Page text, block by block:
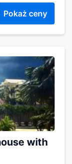
Pokaż ceny
with